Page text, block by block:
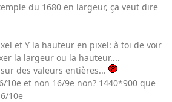
du 1680 en largeur, ça veut dire
et Y la hauteur en pixel: à toi de voir
la largeur ou la hauteur....
des valeurs entières...
10e et non 16/9e non? 1440*900 que
10e